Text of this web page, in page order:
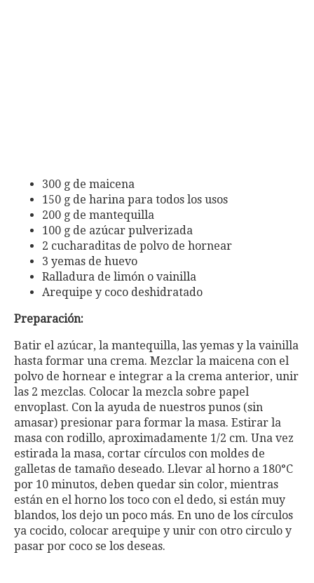
300 g de maicena
150 g de harina para todos los usos
200 g de mantequilla
100 g de azúcar pulverizada
2 cucharaditas de polvo de hornear
3 yemas de huevo
Ralladura de limón o vainilla
Arequipe y coco deshidratado
Preparación:
Batir el azúcar, la mantequilla, las yemas y la vainilla
hasta formar una crema. Mezclar la maicena con el
polvo de hornear e integrar a la crema anterior, unir
las 2 mezclas. Colocar la mezcla sobre papel
envoplast. Con la ayuda de nuestros punos (sin
amasar) presionar para formar la masa. Estirar la
masa con rodillo, aproximadamente 1/2 cm. Una vez
estirada la masa, cortar círculos con moldes de
galletas de tamaño deseado. Llevar al horno a 180°C
por 10 minutos, deben quedar sin color, mientras
están en el horno los toco con el dedo, si están muy
blandos, los dejo un poco más. En uno de los círculos
ya cocido, colocar arequipe y unir con otro circulo y
pasar por coco se los deseas.